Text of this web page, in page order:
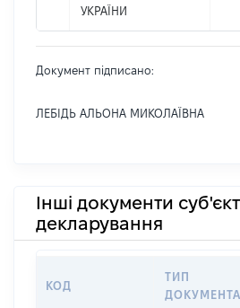
УКРАЇНИ
Документ підписано:
ЛЕБІДЬ АЛЬОНА МИКОЛАЇВНА
Інші документи
декларування
КОД
ТИП
ДОКУМЕНТА